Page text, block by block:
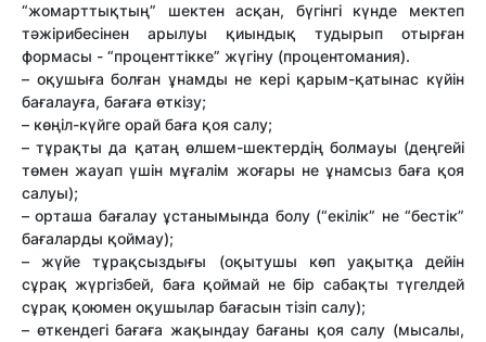
“жомарттықтың” шектен асқан, бүгінгі күнде мектеп
тəжірибесінен арылуы қиындық тудырып отырған
формасы - “проценттікке” жүгіну (процентомания).
– оқушыға болған ұнамды не кері қарым-қатынас күйін
бағалауға, бағаға өткізу;
– көңіл-күйге орай баға қоя салу;
– тұрақты да қатаң өлшем-шектердің болмауы (деңгейі
төмен жауап үшін мұғалім жоғары не ұнамсыз баға қоя
салуы);
– орташа бағалау ұстанымында болу (“екілік” не “бестік”
бағаларды қоймау);
– жүйе тұрақсыздығы (оқытушы көп уақытқа дейін
сұрақ жүргізбей, баға қоймай не бір сабақты түгелдей
сұрақ қоюмен оқушылар бағасын тізіп салу);
– өткендегі бағаға жақындау бағаны қоя салу (мысалы,